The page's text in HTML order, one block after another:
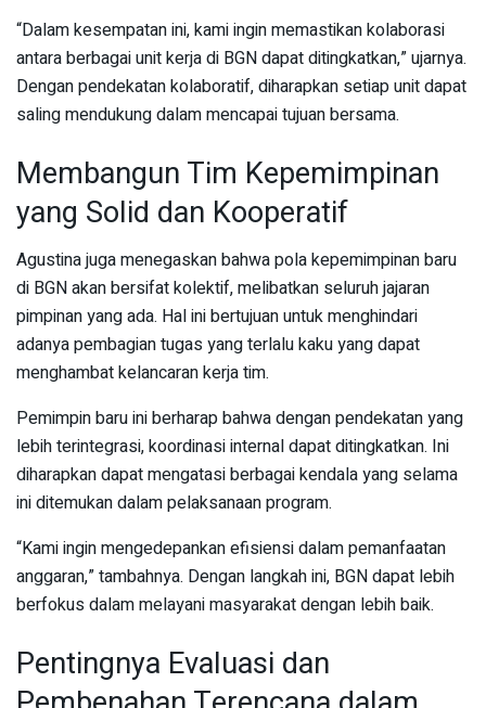
“Dalam kesempatan ini, kami ingin memastikan kolaborasi
antara berbagai unit kerja di BGN dapat ditingkatkan,” ujarnya.
Dengan pendekatan kolaboratif, diharapkan setiap unit dapat
saling mendukung dalam mencapai tujuan bersama.
Membangun Tim Kepemimpinan
yang Solid dan Kooperatif
Agustina juga menegaskan bahwa pola kepemimpinan baru
di BGN akan bersifat kolektif, melibatkan seluruh jajaran
pimpinan yang ada. Hal ini bertujuan untuk menghindari
adanya pembagian tugas yang terlalu kaku yang dapat
menghambat kelancaran kerja tim.
Pemimpin baru ini berharap bahwa dengan pendekatan yang
lebih terintegrasi, koordinasi internal dapat ditingkatkan. Ini
diharapkan dapat mengatasi berbagai kendala yang selama
ini ditemukan dalam pelaksanaan program.
“Kami ingin mengedepankan efisiensi dalam pemanfaatan
anggaran,” tambahnya. Dengan langkah ini, BGN dapat lebih
berfokus dalam melayani masyarakat dengan lebih baik.
Pentingnya Evaluasi dan